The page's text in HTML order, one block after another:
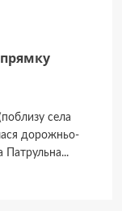
села
дорожньо-
Патрульна...